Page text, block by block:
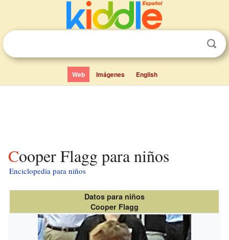
Web Imágenes English
Cooper Flagg para niños
Enciclopedia para niños
Datos para niños
Cooper Flagg